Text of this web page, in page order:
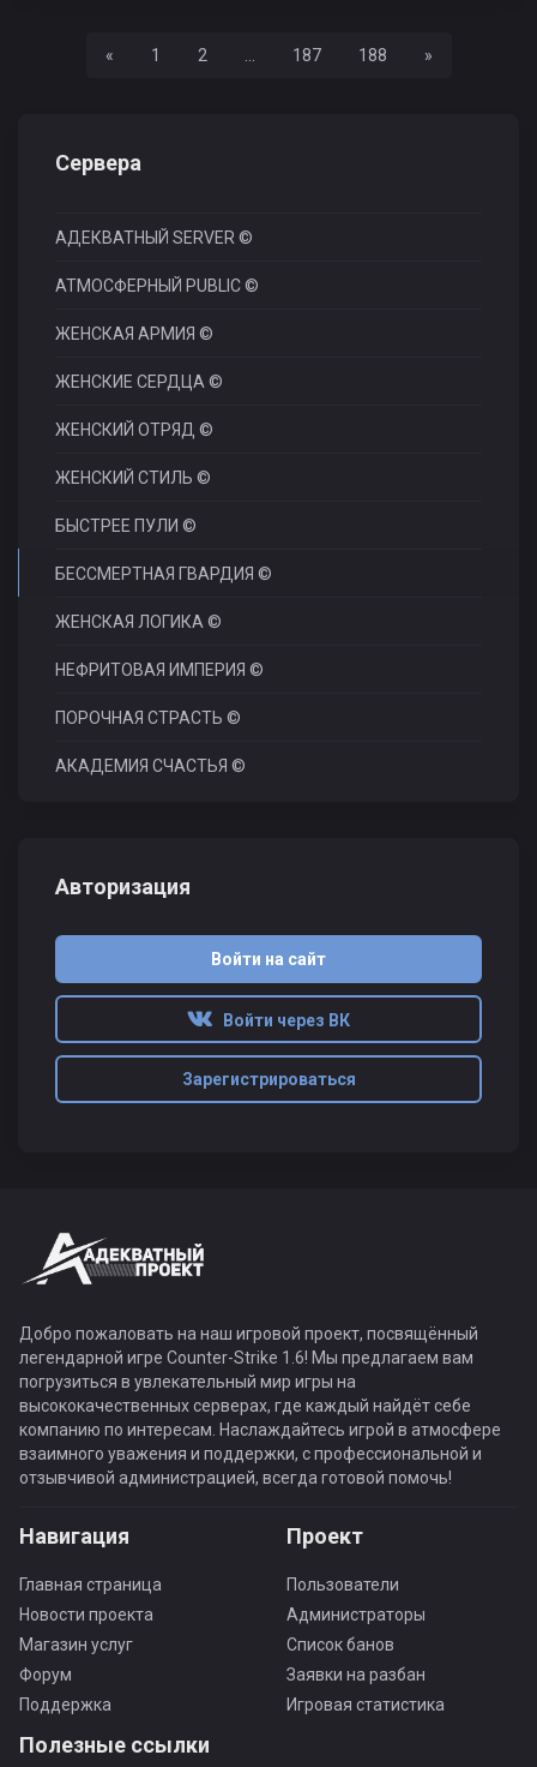
«Назад1 2 187 188 »Вперед
Сервера
АДЕКВАТНЫЙ SERVER ©
АТМОСФЕРНЫЙ PUBLIC ©
ЖЕНСКАЯ АРМИЯ ©
ЖЕНСКИЕ СЕРДЦА ©
ЖЕНСКИЙ ОТРЯД ©
ЖЕНСКИЙ СТИЛЬ ©
БЫСТРЕЕ ПУЛИ ©
БЕССМЕРТНАЯ ГВАРДИЯ ©
ЖЕНСКАЯ ЛОГИКА ©
НЕФРИТОВАЯ ИМПЕРИЯ ©
ПОРОЧНАЯ СТРАСТЬ ©
АКАДЕМИЯ СЧАСТЬЯ ©
Авторизация
Войти на сайт
Войти через ВК
Зарегистрироваться
Добро пожаловать на наш игровой проект, посвящённый
легендарной игре Counter-Strike 1.6! Мы предлагаем вам
погрузиться в увлекательный мир игры на
высококачественных серверах, где каждый найдёт себе
компанию по интересам. Наслаждайтесь игрой в атмосфере
взаимного уважения и поддержки, с профессиональной и
отзывчивой администрацией, всегда готовой помочь!
Навигация
Главная страница
Новости проекта
Магазин услуг
Форум
Поддержка
Проект
Пользователи
Администраторы
Список банов
Заявки на разбан
Игровая статистика
Полезные ссылки